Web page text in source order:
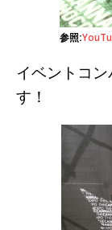
参照:
イベントコ
す！